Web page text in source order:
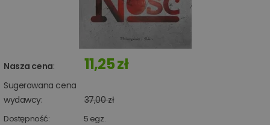
Nasza cena: 11,25 zł
Sugerowana cena
wydawcy:
37,00 zł
Dostępność: 5 egz.